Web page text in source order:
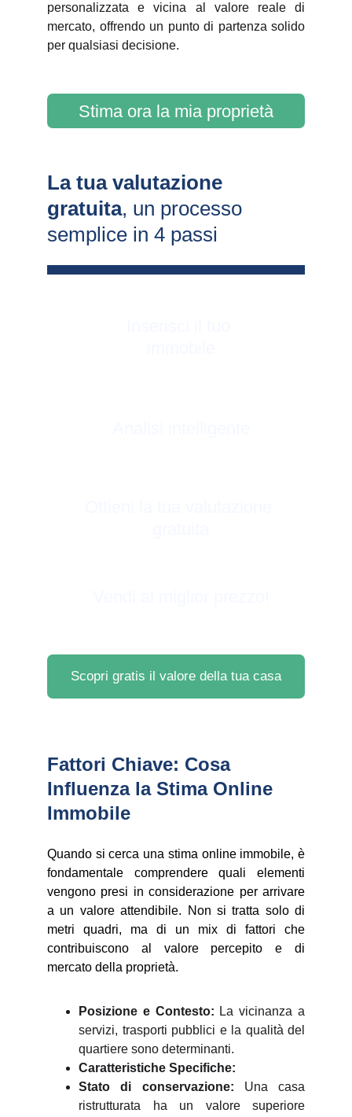
personalizzata e vicina al valore reale di
mercato, offrendo un punto di partenza solido
per qualsiasi decisione.
Stima ora la mia proprietà
Scopri gratis il valore della tua casa
La tua valutazione
gratuita, un processo
semplice in 4 passi
Fattori Chiave: Cosa
Influenza la Stima Online
Immobile
Quando si cerca una stima online immobile, è
fondamentale comprendere quali elementi
vengono presi in considerazione per arrivare
a un valore attendibile. Non si tratta solo di
metri quadri, ma di un mix di fattori che
contribuiscono al valore percepito e di
mercato della proprietà.
Posizione e Contesto: La vicinanza a
servizi, trasporti pubblici e la qualità del
quartiere sono determinanti.
Caratteristiche Specifiche:
Stato di conservazione: Una casa
ristrutturata ha un valore superiore